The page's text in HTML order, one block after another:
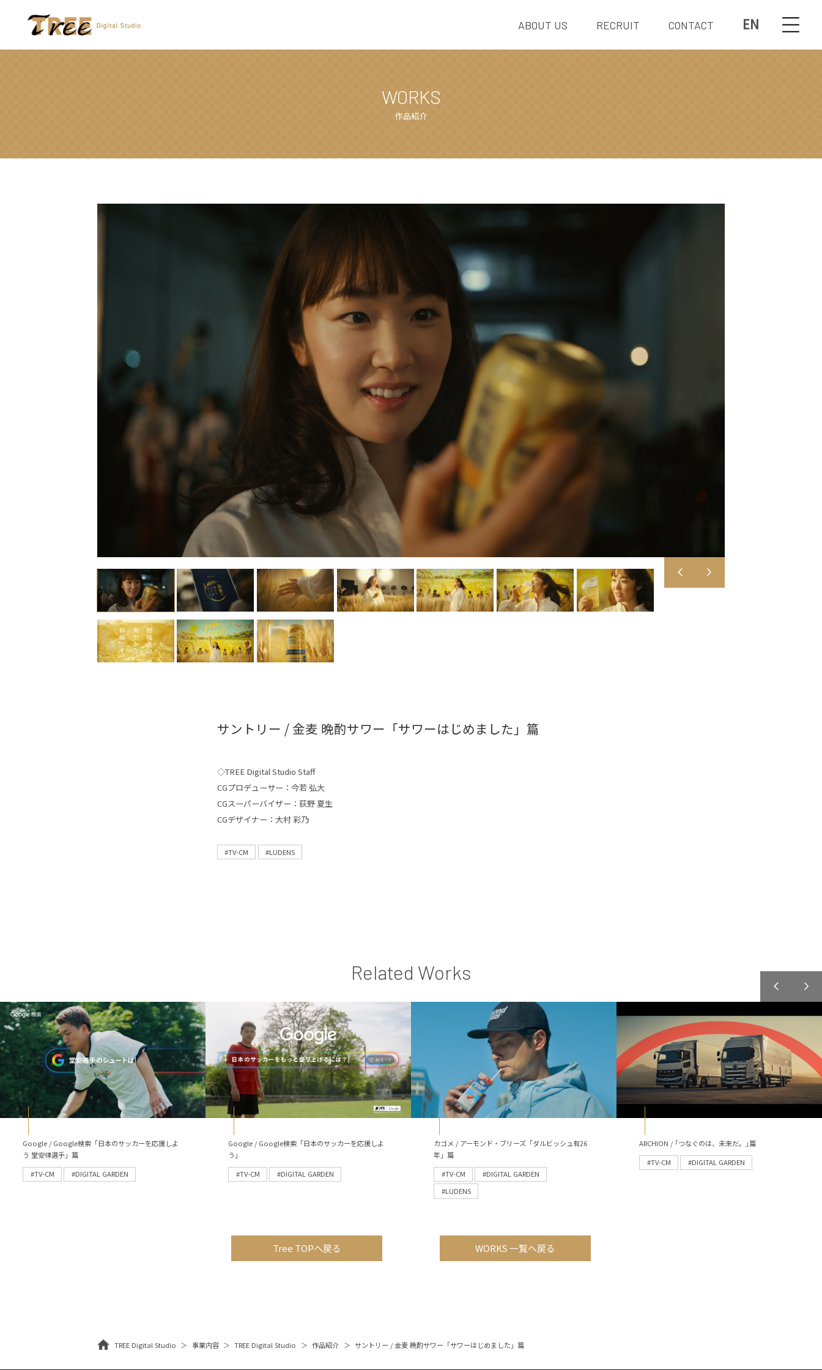
EN
ABOUT US RECRUIT CONTACT
WORKS
作品紹介
サントリー / 金麦 晩酌サワー「サワーはじめました」篇
◇TREE Digital Studio Staff
CGプロデューサー：今若 弘大
CGスーパーバイザー：荻野 夏生
CGデザイナー：大村 彩乃
#TV-CM #LUDENS
Related Works
Google / Google検索「日本のサッカーを応援しよ
う 堂安律選手」篇
#TV-CM
#DIGITAL GARDEN
Google / Google検索「日本のサッカーを応援しよ
う」
#TV-CM
#DIGITAL GARDEN
カゴメ / アーモンド・ブリーズ「ダルビッシュ有26
年」篇
#TV-CM
#DIGITAL GARDEN
#LUDENS
ARCHION / ｢つなぐのは、未来だ。｣篇
#TV-CM
#DIGITAL GARDEN
Tree TOPへ戻る WORKS 一覧へ戻る
TREE Digital Studio 事業内容 TREE Digital Studio 作品紹介 サントリー / 金麦 晩酌サワー「サワーはじめました」篇